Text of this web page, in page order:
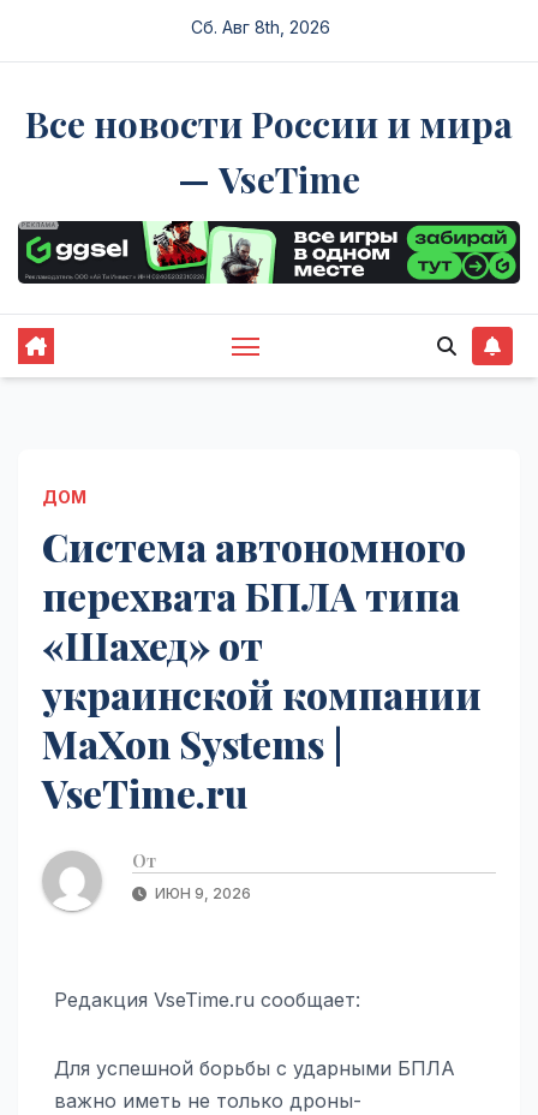
Сб. Авг 8th, 2026
Все новости России и мира
— VseTime
ДОМ
Система автономного
перехвата БПЛА типа
«Шахед» от
украинской компании
MaXon Systems |
VseTime.ru
От
ИЮН 9, 2026
Редакция VseTime.ru сообщает:
Для успешной борьбы с ударными БПЛА
важно иметь не только дроны-